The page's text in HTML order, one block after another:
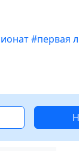
#первая